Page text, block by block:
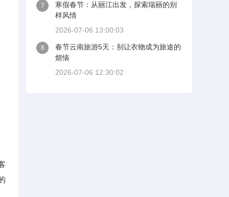
7
寒假春节：从丽江出发，探索瑞丽的别
样风情
2026-07-06 13:00:03
8
春节云南旅游5天：别让衣物成为旅途的
烦恼
2026-07-06 12:30:02